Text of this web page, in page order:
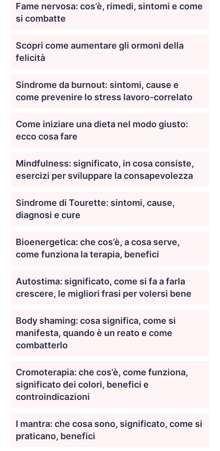
Fame nervosa: cos’è, rimedi, sintomi e come
si combatte
Scopri come aumentare gli ormoni della
felicità
Sindrome da burnout: sintomi, cause e
come prevenire lo stress lavoro-correlato
Come iniziare una dieta nel modo giusto:
ecco cosa fare
Mindfulness: significato, in cosa consiste,
esercizi per sviluppare la consapevolezza
Sindrome di Tourette: sintomi, cause,
diagnosi e cure
Bioenergetica: che cos’è, a cosa serve,
come funziona la terapia, benefici
Autostima: significato, come si fa a farla
crescere, le migliori frasi per volersi bene
Body shaming: cosa significa, come si
manifesta, quando è un reato e come
combatterlo
Cromoterapia: che cos’è, come funziona,
significato dei colori, benefici e
controindicazioni
I mantra: che cosa sono, significato, come si
praticano, benefici